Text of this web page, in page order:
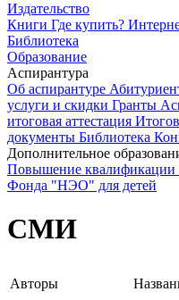
Издательство
Книги Где купить?
Библиотека
Образование
Аспирантура
Об аспирантуре
услуги и скидки Гранты
итоговая аттестация
документы Библиотека
Дополнительное
Повышение квалификации
Фонда "НЭО" для детей
СМИ
Авторы